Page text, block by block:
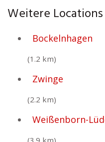
Weitere
Bockelnhagen
(1.2 km)
Zwinge
(2.2 km)
Weißenborn-
(3.9 km)